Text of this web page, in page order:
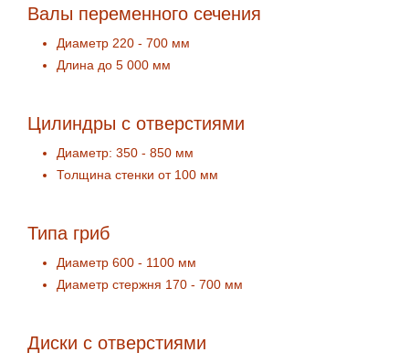
Валы переменного сечения
Диаметр 220 - 700 мм
Длина до 5 000 мм
Цилиндры с отверстиями
Диаметр: 350 - 850 мм
Толщина стенки от 100 мм
Типа гриб
Диаметр 600 - 1100 мм
Диаметр стержня 170 - 700 мм
Диски с отверстиями